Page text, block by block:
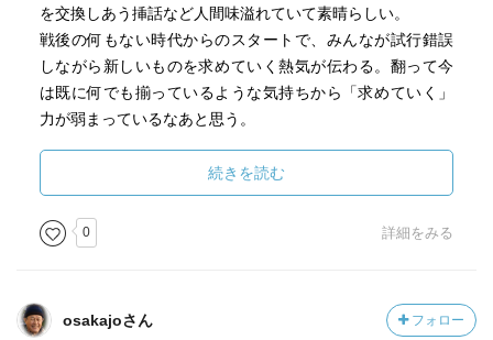
後書きに、出版がまた動き出した理由が書いてあった。
ショックから立ち直れないまま長年原稿を寝かせてしまっ
たが、取材の過程で知り合ったパートナーの女性（箏楽
れでようやく武満氏と、（癌の戦友でもあった）その女性
最後に、すっかり泣かされてしまった。
を交換しあう挿話など人間味溢れていて素晴らしい。
戦後の何もない時代からのスタートで、みんなが試行錯誤
しながら新しいものを求めていく熱気が伝わる。翻って今
は既に何でも揃っているような気持ちから「求めていく」
力が弱まっているなあと思う。
続きを読む
0 詳細をみる
osakajoさん フォロー